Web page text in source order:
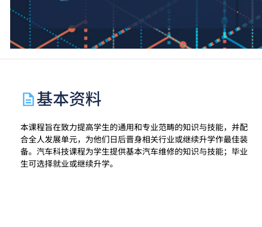
基本资料
本课程旨在致力提高学生的通用和专业范畴的知识与技能，并配
合全人发展单元，为他们日后晋身相关行业或继续升学作最佳装
备。汽车科技课程为学生提供基本汽车维修的知识与技能；毕业
生可选择就业或继续升学。